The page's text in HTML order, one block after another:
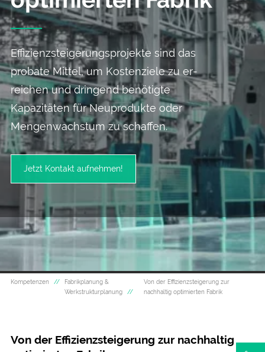
Effizienz­steigerungs­­projekte sind das
probate Mittel, um Kosten­ziele zu er­
reichen und dringend benötigte
Kapazitäten für Neu­produkte oder
Mengen­wachstum zu schaffen.
Jetzt Kontakt aufnehmen!
Kompetenzen
Fabrikplanung &
Werkstrukturplanung
Von der Effizienzsteigerung zur
nachhaltig optimierten Fabrik
Von der Effizienzsteigerung zur nachhaltig